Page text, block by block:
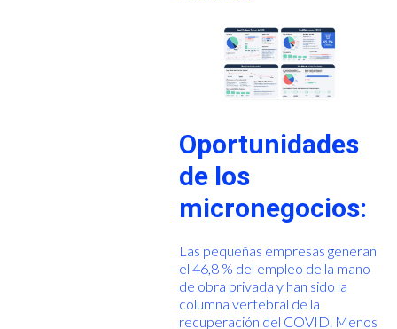
Oportunidades
de los
micronegocios:
Las pequeñas empresas generan
el 46,8 % del empleo de la mano
de obra privada y han sido la
columna vertebral de la
recuperación del COVID. Menos